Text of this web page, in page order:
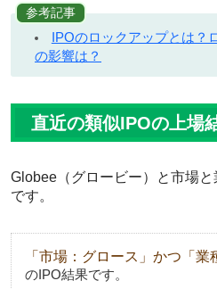
参考記事
IPOのロックアップとは？
の影響は？
直近の類似IPOの上場
Globee（グロービー）と市場
です。
「市場：グロース」かつ「業
のIPO結果です。